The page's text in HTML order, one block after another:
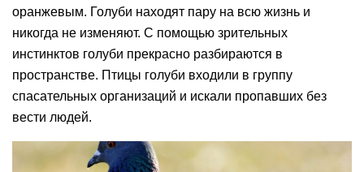
оранжевым. Голуби находят пару на всю жизнь и
никогда не изменяют. С помощью зрительных
инстинктов голуби прекрасно разбираются в
пространстве. Птицы голуби входили в группу
спасательных организаций и искали пропавших без
вести людей.